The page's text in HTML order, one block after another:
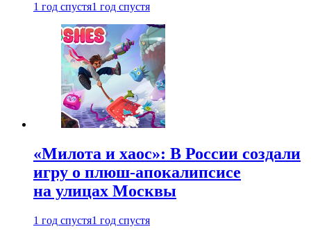
1 год спустя1 год спустя
«Милота и хаос»: В России создали
игру о плюш-апокалипсисе
на улицах Москвы
1 год спустя1 год спустя